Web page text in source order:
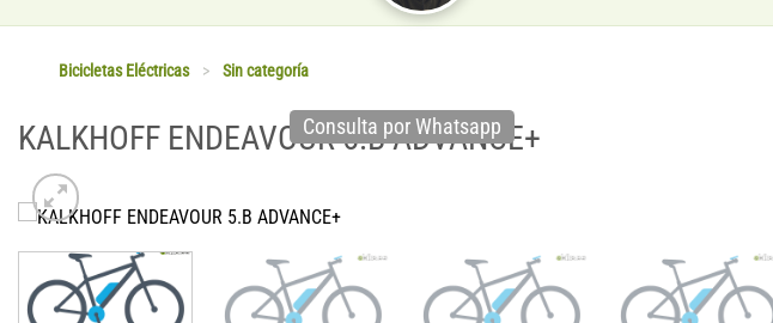
Bicicletas Eléctricas > Sin categoría
KALKHOFF ENDEAVOUR 5.B ADVANCE+
Consulta por Whatsapp